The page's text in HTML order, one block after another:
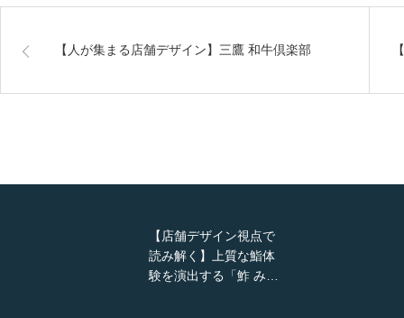
【人が集まる店舗デザイン】三鷹 和牛倶楽部
【店舗デザイン視点で
読み解く】上質な鮨体
験を演出する「鮓 み…